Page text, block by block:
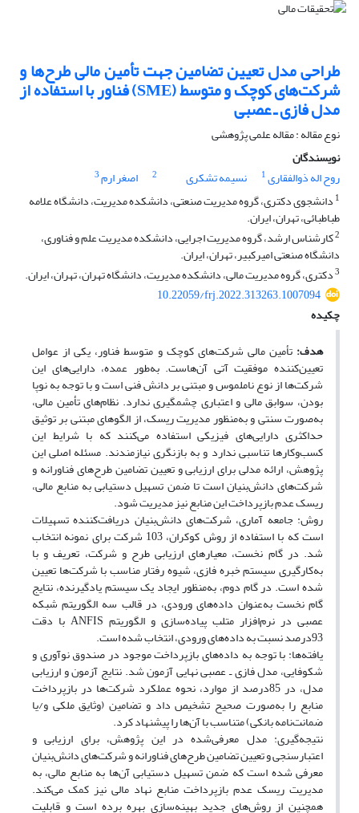
طراحی مدل تعیین تضامین جهت تأمین مالی طرح‌ها و
شرکت‌های کوچک و متوسط (SME) فناور با استفاده از
مدل فازی ـ عصبی
نوع مقاله : مقاله علمی پژوهشی
نویسندگان
روح اله ذوالفقاری1 نسیمه تشکری 2 اصغر ارم3
1 دانشجوی دکتری، گروه مدیریت صنعتی، دانشکده مدیریت، دانشگاه علامه
طباطبائی، تهران، ایران.
2کارشناس ارشد، گروه مدیریت اجرایی، دانشکده مدیریت علم و فناوری،
دانشگاه صنعتی امیرکبیر، تهران، ایران.
3دکتری، گروه مدیریت مالی، دانشکده مدیریت، دانشگاه تهران، تهران، ایران.
10.22059/frj.2022.313263.1007094
چکیده
هدف: تأمین مالی شرکت‌های کوچک و متوسط فناور، یکی از عوامل
تعیین‌کننده موفقیت آتی آن‌هاست. به‌طور عمده، دارایی‌های این
شرکت‌ها از نوع ناملموس و مبتنی بر دانش فنی است و با توجه به نوپا
بودن، سوابق مالی و اعتباری چشمگیری ندارد. نظام‌های تأمین مالی،
به‌صورت سنتی و به‌منظور مدیریت ریسک، از الگوهای مبتنی بر توثیق
حداکثری دارایی‌های فیزیکی استفاده می‌کنند که با شرایط این
کسب‌وکارها تناسبی ندارد و به بازنگری نیازمندند. مسئله اصلی این
پژوهش، ارائه مدلی برای ارزیابی و‌ تعیین تضامین طرح‌های فناورانه و
شرکت‌های دانش‌بنیان است تا ضمن تسهیل دستیابی به منابع مالی،
ریسک عدم بازپرداخت این منابع نیز مدیریت شود.
روش: جامعه آماری، شرکت‌های دانش‌بنیان دریافت‌کننده تسهیلات
است که با استفاده از روش کوکران، 103 شرکت برای نمونه انتخاب
شد. در گام نخست، معیارهای ارزیابی طرح و شرکت، تعریف و با
به‌کارگیری سیستم خبره فازی، شیوه رفتار مناسب با شرکت‌ها تعیین
شده است. در گام دوم، به‌منظور ایجاد یک سیستم یادگیرنده، نتایج
گام نخست به‌عنوان داده‌های ورودی، در قالب سه الگوریتم شبکه
عصبی در نرم‌افزار متلب پیاده‌سازی و الگوریتم ANFIS با دقت
93درصد نسبت به داده‌های ورودی، انتخاب شده است.
یافته‌ها: با توجه به داده‌های بازپرداخت موجود در صندوق نوآوری و
شکوفایی، مدل فازی ـ عصبی نهایی آزمون شد. نتایج آزمون و ارزیابی
مدل، در 85درصد از موارد، نحوه عملکرد شرکت‌ها در بازپرداخت
منابع را به‌صورت صحیح تشخیص داد و تضامین (وثایق ملکی و/یا
ضمانت‌نامه بانکی) متناسب با آن‌ها را پیشنهاد کرد.
نتیجه‌گیری: مدل معرفی‌شده در این پژوهش، برای ارزیابی و
اعتبارسنجی و‌ تعیین تضامین طرح‌های فناورانه و شرکت‌های دانش‌بنیان
معرفی شده است که ضمن تسهیل دستیابی آن‌ها به منابع مالی، به
مدیریت ریسک عدم بازپرداخت منابع نهاد مالی نیز کمک می‌کند.
همچنین از روش‌های جدید بهینه‌سازی بهره برده است و قابلیت